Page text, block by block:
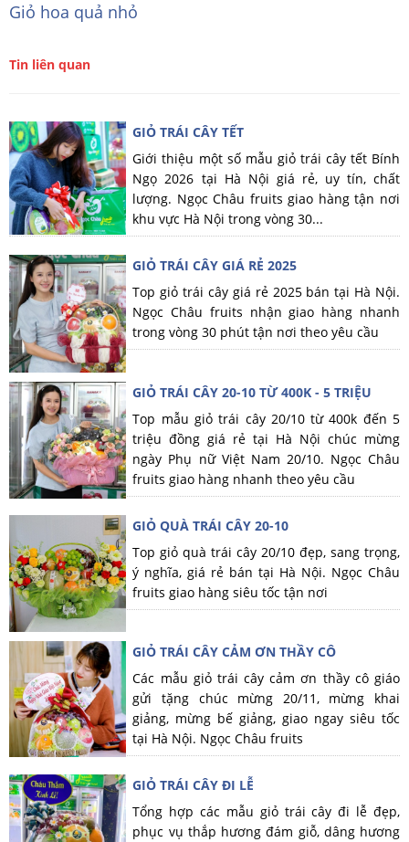
Giỏ hoa quả nhỏ
Tin liên quan
GIỎ TRÁI CÂY TẾT
Giới thiệu một số mẫu giỏ trái cây tết Bính
Ngọ 2026 tại Hà Nội giá rẻ, uy tín, chất
lượng. Ngọc Châu fruits giao hàng tận nơi
khu vực Hà Nội trong vòng 30...
GIỎ TRÁI CÂY GIÁ RẺ 2025
Top giỏ trái cây giá rẻ 2025 bán tại Hà Nội.
Ngọc Châu fruits nhận giao hàng nhanh
trong vòng 30 phút tận nơi theo yêu cầu
GIỎ TRÁI CÂY 20-10 TỪ 400K - 5 TRIỆU
Top mẫu giỏ trái cây 20/10 từ 400k đến 5
triệu đồng giá rẻ tại Hà Nội chúc mừng
ngày Phụ nữ Việt Nam 20/10. Ngọc Châu
fruits giao hàng nhanh theo yêu cầu
GIỎ QUÀ TRÁI CÂY 20-10
Top giỏ quà trái cây 20/10 đẹp, sang trọng,
ý nghĩa, giá rẻ bán tại Hà Nội. Ngọc Châu
fruits giao hàng siêu tốc tận nơi
GIỎ TRÁI CÂY CẢM ƠN THẦY CÔ
Các mẫu giỏ trái cây cảm ơn thầy cô giáo
gửi tặng chúc mừng 20/11, mừng khai
giảng, mừng bế giảng, giao ngay siêu tốc
tại Hà Nội. Ngọc Châu fruits
GIỎ TRÁI CÂY ĐI LỄ
Tổng hợp các mẫu giỏ trái cây đi lễ đẹp,
phục vụ thắp hương đám giỗ, dâng hương